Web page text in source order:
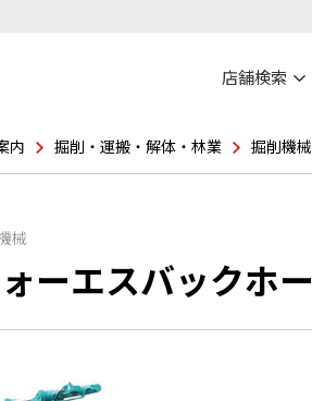
店舗検索
内 掘削・運搬・解体・林業 掘削機械
械
ーエスバックホー